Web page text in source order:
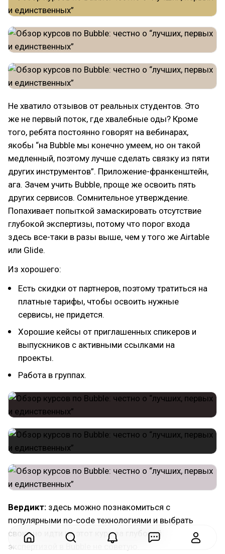
Не хватило отзывов от реальных студентов. Это
же не первый поток, где хвалебные оды? Кроме
того, ребята постоянно говорят на вебинарах,
якобы “на Bubble мы конечно умеем, но он такой
медленный, поэтому лучше сделать связку из пяти
других инструментов”. Приложение-франкенштейн,
ага. Зачем учить Bubble, проще же освоить пять
других сервисов. Сомнительное утверждение.
Попахивает попыткой замаскировать отсутствие
глубокой экспертизы, потому что порог входа
здесь все-таки в разы выше, чем у того же Airtable
или Glide.
Из хорошего:
Есть скидки от партнеров, поэтому тратиться на
платные тарифы, чтобы освоить нужные
сервисы, не придется.
Хорошие кейсы от приглашенных спикеров и
выпускников с активными ссылками на
проекты.
Работа в группах.
Вердикт: здесь можно познакомиться с
популярными no-code технологиями и выбрать
свою, но идти на этот курс за глубокой
экспертизой в Bubble не советую.